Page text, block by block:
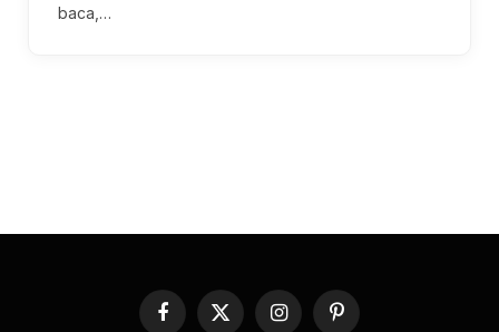
baca,…
Facebook
X InstagramPinterest